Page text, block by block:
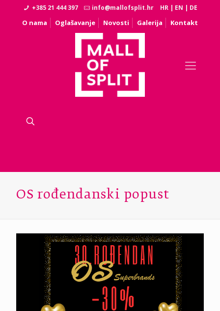
+385 21 444 397 info@mallofsplit.hr HR | EN | DE
O nama Oglašavanje Novosti Galerija Kontakt
OS rođendanski popust